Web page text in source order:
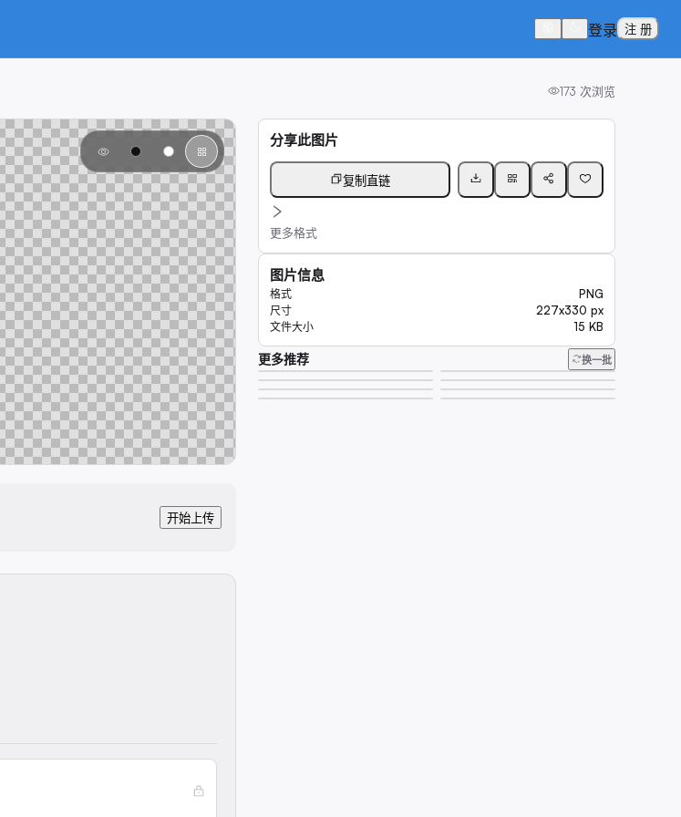
登录 注 册
173 次浏览
开始上传
分享此图片
复制直链
更多格式
图片信息
格式 PNG
尺寸 227x330 px
文件大小 15 KB
更多推荐 换一批